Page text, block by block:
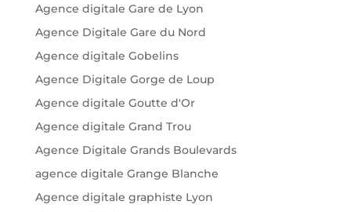
Agence digitale Gare de Lyon
Agence Digitale Gare du Nord
Agence digitale Gobelins
Agence Digitale Gorge de Loup
Agence digitale Goutte d'Or
Agence digitale Grand Trou
Agence Digitale Grands Boulevards
agence digitale Grange Blanche
Agence digitale graphiste Lyon